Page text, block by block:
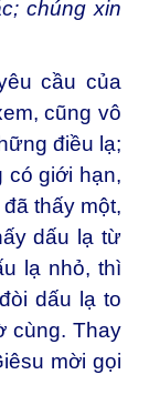
chúng xin
cầu của
cũng vô
điều lạ;
có giới hạn,
thấy một,
dấu lạ từ
lạ nhỏ, thì
dấu lạ to
cùng. Thay
mời gọi